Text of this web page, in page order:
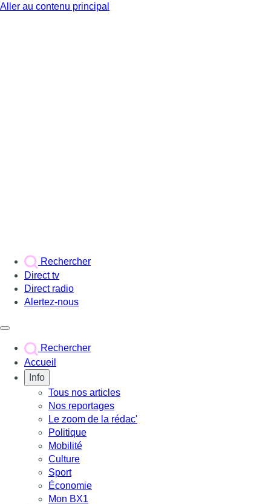
Aller au contenu principal
Rechercher
Direct tv
Direct radio
Alertez-nous
Rechercher
Accueil
Info
Tous nos articles
Nos reportages
Le zoom de la rédac'
Politique
Mobilité
Culture
Sport
Économie
Mon BX1